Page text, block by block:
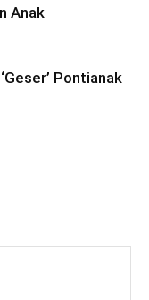
Anak
Pontianak